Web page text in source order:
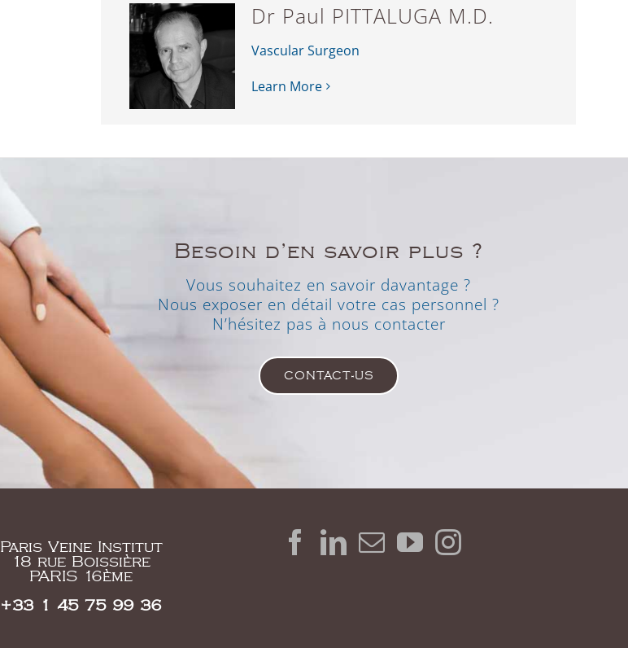
Dr Paul PITTALUGA M.D.
Vascular Surgeon
Learn More
Besoin d’en savoir plus ?
Vous souhaitez en savoir davantage ?
Nous exposer en détail votre cas personnel ?
N’hésitez pas à nous contacter
CONTACT-US
Paris Veine Institut
18 rue Boissière
PARIS 16ème
+33 1 45 75 99 36